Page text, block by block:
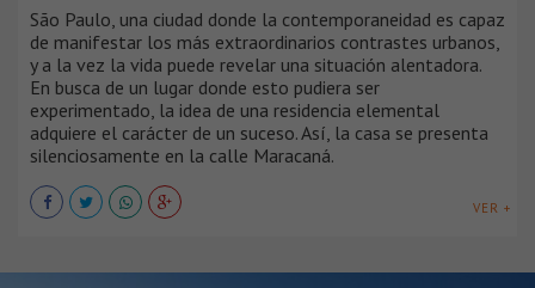
São Paulo, una ciudad donde la contemporaneidad es capaz
de manifestar los más extraordinarios contrastes urbanos,
y a la vez la vida puede revelar una situación alentadora.
En busca de un lugar donde esto pudiera ser
experimentado, la idea de una residencia elemental
adquiere el carácter de un suceso. Así, la casa se presenta
silenciosamente en la calle Maracaná.
VER +